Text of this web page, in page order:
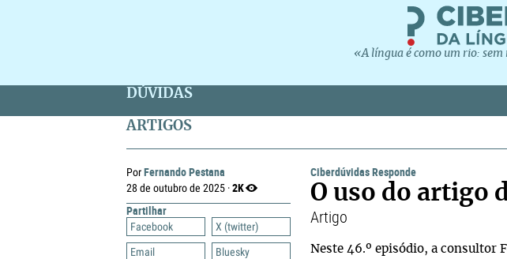
«A língua é como um rio: sem
DÚVIDAS
ARTIGOS
PorFernando Pestana
28 de outubro de 2025 ·2K
Partilhar
Facebook
X (twitter)
Email
Bluesky
Ciberdúvidas Responde
O uso do artigo
Artigo
Neste 46.º episódio, a consultor